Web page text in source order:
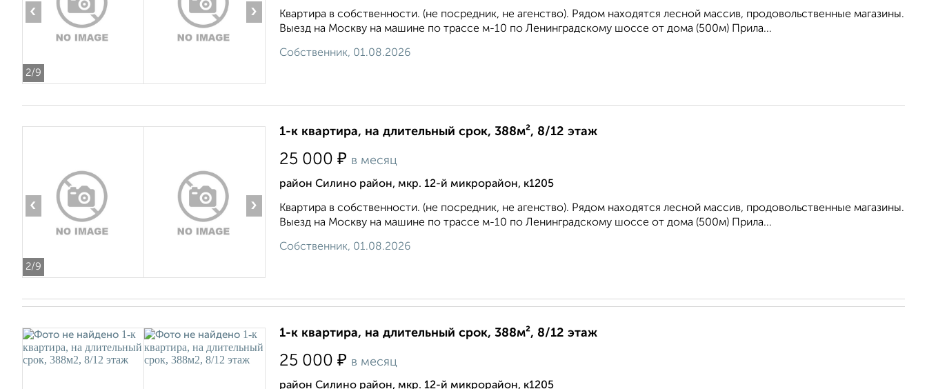
2/9
‹ ›
Квартира в собственности. (не посредник, не агенство). Рядом находятся лесной массив, продовольственные магазины.
Выезд на Москву на машине по трассе м-10 по Ленинградскому шоссе от дома (500м) Прила...
Собственник, 01.08.2026
2/9
‹ ›
1-к квартира, на длительный срок, 388м², 8/12 этаж
25 000 ₽ в месяц
район Силино район, мкр. 12-й микрорайон, к1205
Квартира в собственности. (не посредник, не агенство). Рядом находятся лесной массив, продовольственные магазины.
Выезд на Москву на машине по трассе м-10 по Ленинградскому шоссе от дома (500м) Прила...
Собственник, 01.08.2026
1-к квартира, на длительный срок, 388м², 8/12 этаж
25 000 ₽ в месяц
район Силино район, мкр. 12-й микрорайон, к1205